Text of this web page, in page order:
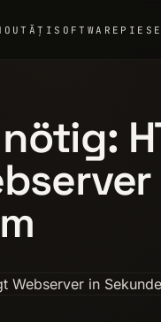
SOFTWARE PIESE